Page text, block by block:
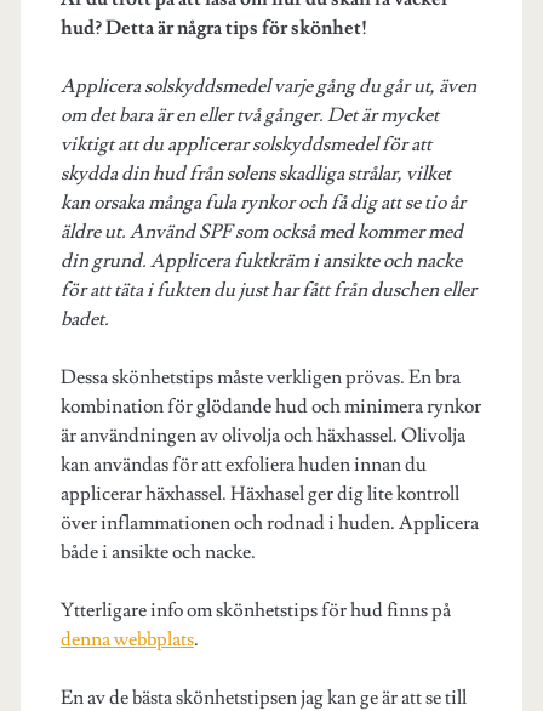
hud? Detta är några tips för skönhet!
Applicera solskyddsmedel varje gång du går ut, även
om det bara är en eller två gånger. Det är mycket
viktigt att du applicerar solskyddsmedel för att
skydda din hud från solens skadliga strålar, vilket
kan orsaka många fula rynkor och få dig att se tio år
äldre ut. Använd SPF som också med kommer med
din grund. Applicera fuktkräm i ansikte och nacke
för att täta i fukten du just har fått från duschen eller
badet.
Dessa skönhetstips måste verkligen prövas. En bra
kombination för glödande hud och minimera rynkor
är användningen av olivolja och häxhassel. Olivolja
kan användas för att exfoliera huden innan du
applicerar häxhassel. Häxhasel ger dig lite kontroll
över inflammationen och rodnad i huden. Applicera
både i ansikte och nacke.
Ytterligare info om skönhetstips för hud finns på
denna webbplats.
En av de bästa skönhetstipsen jag kan ge är att se till